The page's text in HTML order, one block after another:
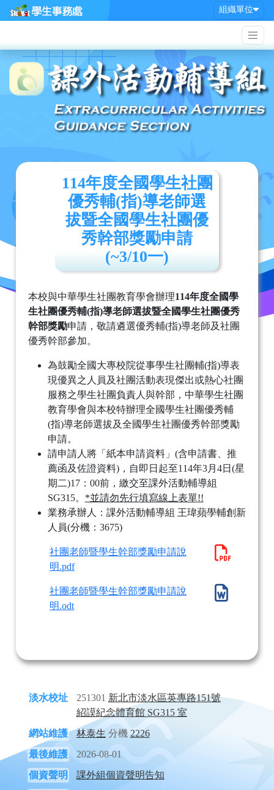
組織單位
114年度全國學生社團
優秀輔(指)導老師選
拔暨全國學生社團優
秀幹部獎勵申請
(~3/10一)
本校與中華學生社團教育學會辦理114年度全國學
生社團優秀輔(指)導老師選拔暨全國學生社團優秀
幹部獎勵申請，敬請遴選優秀輔(指)導老師及社團
優秀幹部參加。
為鼓勵全國大專校院從事學生社團輔(指)導表
現優異之人員及社團活動表現傑出或熱心社團
服務之學生社團負責人與幹部，中華學生社團
教育學會與本校特辦理全國學生社團優秀輔
(指)導老師選拔及全國學生社團優秀幹部獎勵
申請。
請申請人將「紙本申請資料」(含申請書、推
薦函及佐證資料)，自即日起至114年3月4日(星
期二)17：00前，繳交至課外活動輔導組
SG315。 *並請勿先行填寫線上表單!!
業務承辦人：課外活動輔導組 王瑋蘋學輔創新
人員(分機：3675)
社團老師暨學生幹部獎勵申請說
明.pdf
社團老師暨學生幹部獎勵申請說
明.odt
淡水校址 251301 新北市淡水區英專路151號
紹謨紀念體育館 SG315 室
網站維護
林泰生 分機 2226
最後維護
2026-08-01
個資聲明
課外組個資聲明告知